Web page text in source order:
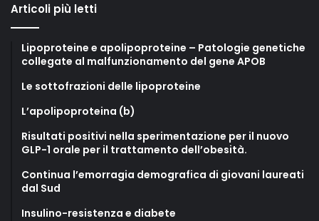
Articoli più letti
Lipoproteine e apolipoproteine – Patologie genetiche
collegate al malfunzionamento del gene APOB
Le sottofrazioni delle lipoproteine
L’apolipoproteina (b)
Risultati positivi nella sperimentazione per il nuovo
GLP-1 orale per il trattamento dell’obesità.
Continua l’emorragia demografica di giovani laureati
dal Sud
Insulino-resistenza e diabete